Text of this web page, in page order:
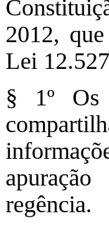
2012,
Lei
§ 1º Os
regência.